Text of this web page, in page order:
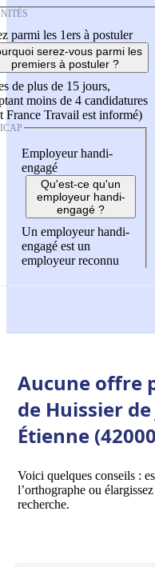
parmi les 1ers à postuler
serez-vous parmi les
premiers à postuler ?
de plus de 15 jours,
moins de 4 candidatures
France Travail est informé)
Employeur handi-
engagé
Qu'est-ce qu'un
employeur handi-
engagé ?
Un employeur handi-
engagé est un
employeur reconnu
Aucune offre
de Huissier
Étienne
Voici quelques conseils :
l’orthographe ou
recherche.